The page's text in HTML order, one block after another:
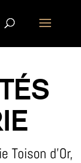
Toison d’Or,